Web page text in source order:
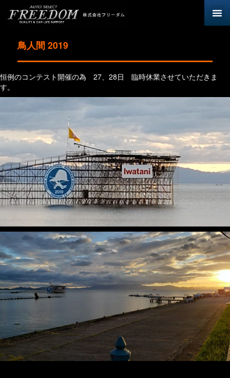
鳥人間 2019
恒例のコンテスト開催の為 27、28日 臨時休業させていただきま
す。